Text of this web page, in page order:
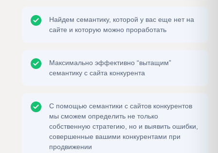
Найдем семантику, которой у вас еще нет на
сайте и которую можно проработать
Максимально эффективно “вытащим”
семантику с сайта конкурента
С помощью семантики с сайтов конкурентов
мы сможем определить не только
собственную стратегию, но и выявить ошибки,
совершенные вашими конкурентами при
продвижении